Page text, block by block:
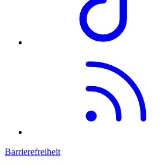
Barrierefreiheit